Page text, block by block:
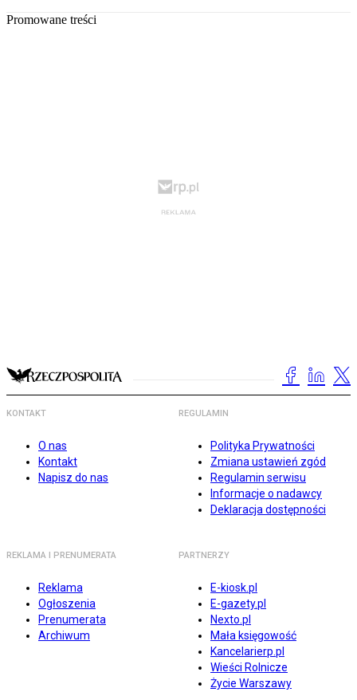
Promowane treści
KONTAKT
O nas
Kontakt
Napisz do nas
REGULAMIN
Polityka Prywatności
Zmiana ustawień zgód
Regulamin serwisu
Informacje o nadawcy
Deklaracja dostępności
REKLAMA I PRENUMERATA
Reklama
Ogłoszenia
Prenumerata
Archiwum
PARTNERZY
E-kiosk.pl
E-gazety.pl
Nexto.pl
Mała księgowość
Kancelarierp.pl
Wieści Rolnicze
Życie Warszawy